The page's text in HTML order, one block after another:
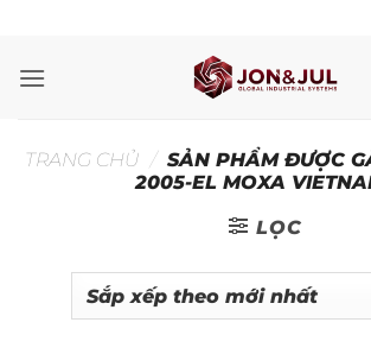
nội
TRANG CHỦ / SẢN PHẨM ĐƯỢC
2005-EL MOXA
LỌC